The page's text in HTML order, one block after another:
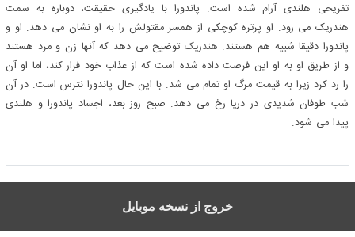
تفریحی هلندی آرام شده است. پاندورا با یادگیری حقیقت، دوباره به سمت
هندریک می رود. او پرتره کوچکی از همسر مقتولش را به او نشان می دهد. او و
پاندورا دقیقا شبیه هم هستند. هندریک توضیح می دهد که آنها زن و مرد هستند
و از طریق او به او این فرصت داده شده است که از عذاب خود فرار کند، اما او آن
را رد کرد زیرا به قیمت مرگ او تمام می شد. با این حال پاندورا نترس است. در آن
شب طوفان شدیدی در دریا رخ می دهد. صبح روز بعد، اجساد پاندورا و هلندی
پیدا می شود.
خروج از نسخه موبایل